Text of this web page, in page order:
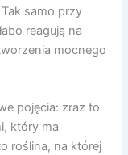
samo przy
reagują na
mocnego
pojęcia: zraz to
który ma
roślina, na której